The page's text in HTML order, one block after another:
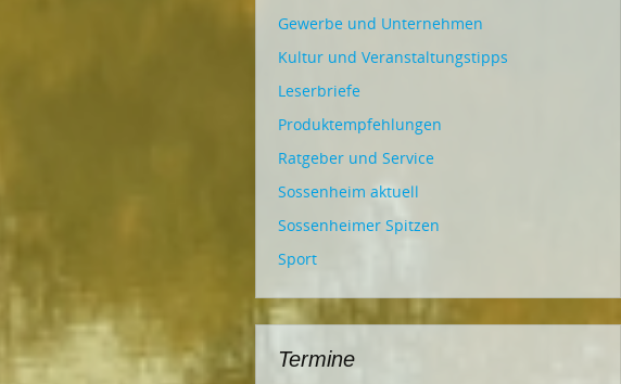
Gewerbe und Unternehmen
Kultur und Veranstaltungstipps
Leserbriefe
Produktempfehlungen
Ratgeber und Service
Sossenheim aktuell
Sossenheimer Spitzen
Sport
Termine